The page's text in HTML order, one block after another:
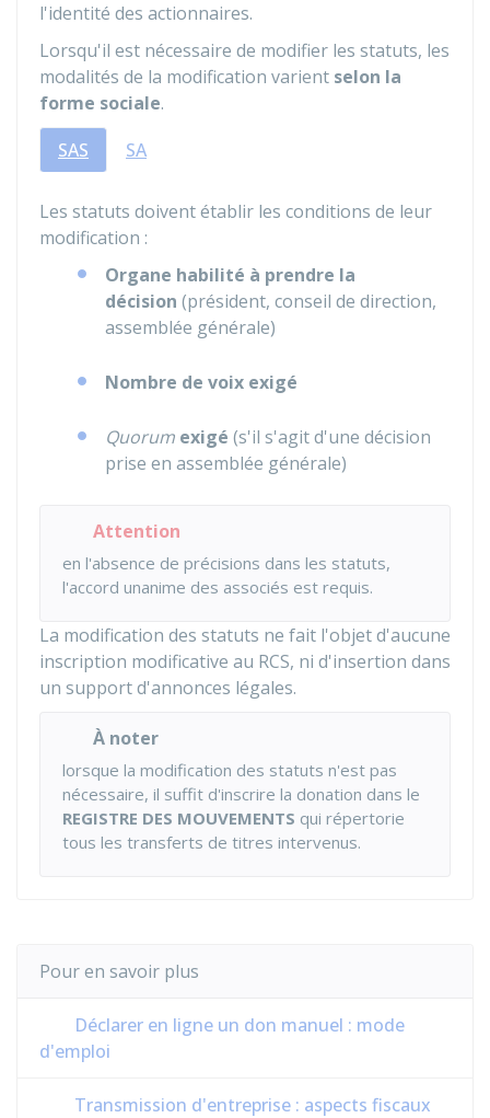
l'identité des actionnaires.
Lorsqu'il est nécessaire de modifier les statuts, les
modalités de la modification varient selon la
forme sociale.
SAS
SA
Les statuts doivent établir les conditions de leur
modification :
Organe habilité à prendre la
décision (président, conseil de direction,
assemblée générale)
Nombre de voix exigé
Quorum exigé (s'il s'agit d'une décision
prise en assemblée générale)
Attention
en l'absence de précisions dans les statuts,
l'accord unanime des associés est requis.
La modification des statuts ne fait l'objet d'aucune
inscription modificative au RCS, ni d'insertion dans
un support d'annonces légales.
À noter
lorsque la modification des statuts n'est pas
nécessaire, il suffit d'inscrire la donation dans le
REGISTRE DES MOUVEMENTS qui répertorie
tous les transferts de titres intervenus.
Pour en savoir plus
Déclarer en ligne un don manuel : mode
d'emploi
Transmission d'entreprise : aspects fiscaux